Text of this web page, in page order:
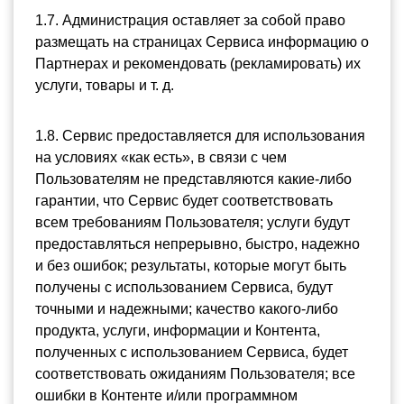
1.7. Администрация оставляет за собой право
размещать на страницах Сервиса информацию о
Партнерах и рекомендовать (рекламировать) их
услуги, товары и т. д.
1.8. Сервис предоставляется для использования
на условиях «как есть», в связи с чем
Пользователям не представляются какие-либо
гарантии, что Сервис будет соответствовать
всем требованиям Пользователя; услуги будут
предоставляться непрерывно, быстро, надежно
и без ошибок; результаты, которые могут быть
получены с использованием Сервиса, будут
точными и надежными; качество какого-либо
продукта, услуги, информации и Контента,
полученных с использованием Сервиса, будет
соответствовать ожиданиям Пользователя; все
ошибки в Контенте и/или программном